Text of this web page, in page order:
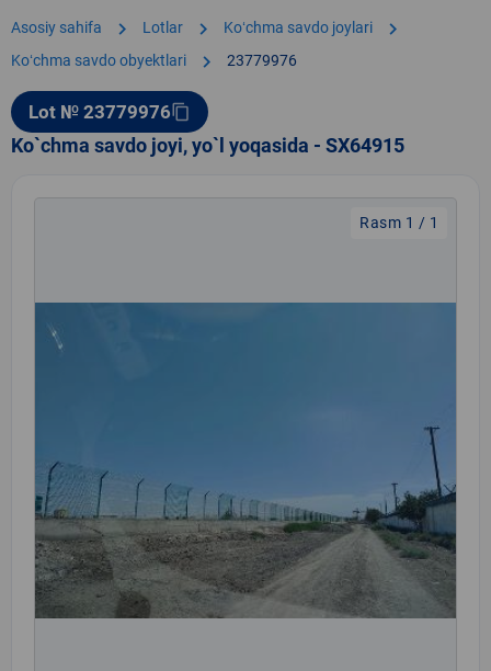
Asosiy sahifa chevron_right Lotlar chevron_right Koʻchma savdo joylari chevron_right
Koʻchma savdo obyektlari chevron_right 23779976
Lot № 23779976content_copy
Ko`chma savdo joyi, yo`l yoqasida - SX64915
Rasm 1 / 1